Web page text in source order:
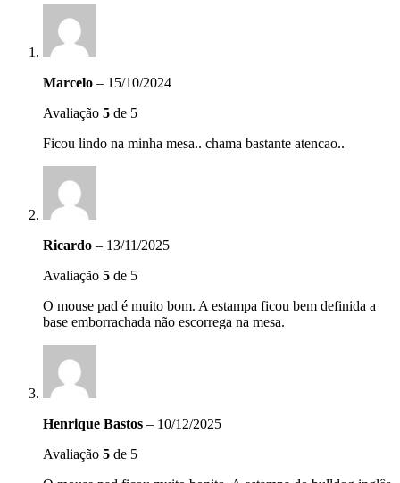
Marcelo – 15/10/2024
Avaliação 5 de 5
Ficou lindo na minha mesa.. chama bastante atencao..
Ricardo – 13/11/2025
Avaliação 5 de 5
O mouse pad é muito bom. A estampa ficou bem definida a
base emborrachada não escorrega na mesa.
Henrique Bastos – 10/12/2025
Avaliação 5 de 5